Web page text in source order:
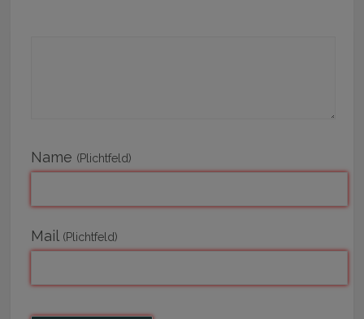
Name (Plichtfeld)
Mail (Plichtfeld)